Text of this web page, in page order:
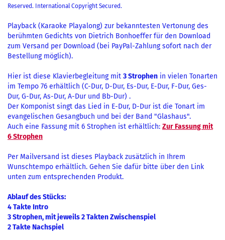
Reserved. International Copyright Secured.
Playback (Karaoke Playalong) zur bekanntesten Vertonung des
berühmten Gedichts von Dietrich Bonhoeffer für den Download
zum Versand per Download (bei PayPal-Zahlung sofort nach der
Bestellung möglich).
Hier ist diese Klavierbegleitung mit 3 Strophen in vielen Tonarten
im Tempo 76 erhältlich (C-Dur, D-Dur, Es-Dur, E-Dur, F-Dur, Ges-
Dur, G-Dur, As-Dur, A-Dur und Bb-Dur) .
Der Komponist singt das Lied in E-Dur, D-Dur ist die Tonart im
evangelischen Gesangbuch und bei der Band "Glashaus".
Auch eine Fassung mit 6 Strophen ist erhältlich: Zur Fassung mit
6 Strophen
Per Mailversand ist dieses Playback zusätzlich in Ihrem
Wunschtempo erhältlich. Gehen Sie dafür bitte über den Link
unten zum entsprechenden Produkt.
Ablauf des Stücks:
4 Takte Intro
3 Strophen, mit jeweils 2 Takten Zwischenspiel
2 Takte Nachspiel